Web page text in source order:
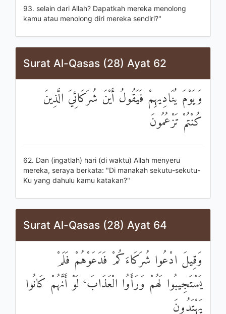
93. selain dari Allah? Dapatkah mereka menolong
kamu atau menolong diri mereka sendiri?"
Surat Al-Qasas (28) Ayat 62
وَيَوْمَ يُنَادِيهِمْ فَيَقُولُ أَيْنَ شُرَكَائِيَ الَّذِينَ
كُنْتُمْ تَزْعُمُونَ
62. Dan (ingatlah) hari (di waktu) Allah menyeru
mereka, seraya berkata: "Di manakah sekutu-sekutu-
Ku yang dahulu kamu katakan?"
Surat Al-Qasas (28) Ayat 64
وَقِيلَ ادْعُوا شُرَكَاءَكُمْ فَدَعَوْهُمْ فَلَمْ
يَسْتَجِيبُوا لَهُمْ وَرَأَوُا الْعَذَابَ ۚ لَوْ أَنَّهُمْ كَانُوا
يَهْتَدُونَ